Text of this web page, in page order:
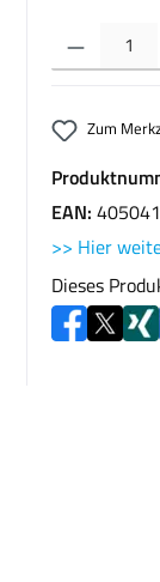
Produkt Anzahl:
Zum
EAN:
>> Hier
Dieses